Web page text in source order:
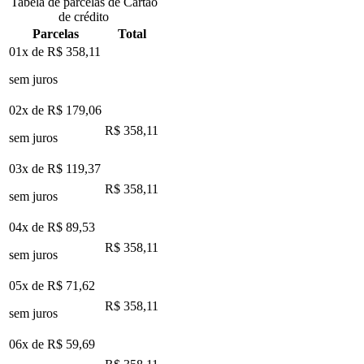
de crédito
Parcelas
Total
01x de R$ 358,11
sem juros
02x de R$ 179,06
sem juros
R$ 358,11
03x de R$ 119,37
sem juros
R$ 358,11
04x de R$ 89,53
sem juros
R$ 358,11
05x de R$ 71,62
sem juros
R$ 358,11
06x de R$ 59,69